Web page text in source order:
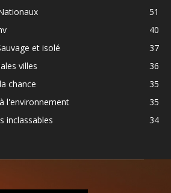
51
40
et isolé
37
villes
36
chance
35
l'environnement
35
inclassables
34